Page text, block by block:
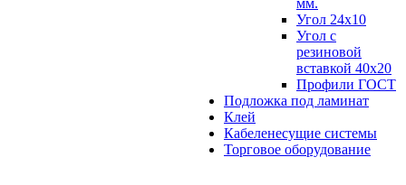
мм.
Угол 24х10
Угол с
резиновой
вставкой 40х20
Профили ГОСТ
Подложка под ламинат
Клей
Кабеленесущие системы
Торговое оборудование